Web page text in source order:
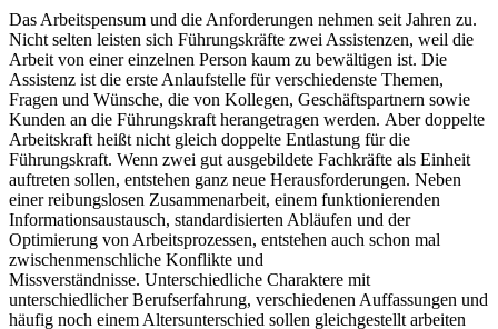
Das Arbeitspensum und die Anforderungen nehmen seit Jahren zu.
Nicht selten leisten sich Führungskräfte zwei Assistenzen, weil die
Arbeit von einer einzelnen Person kaum zu bewältigen ist. Die
Assistenz ist die erste Anlaufstelle für verschiedenste Themen,
Fragen und Wünsche, die von Kollegen, Geschäftspartnern sowie
Kunden an die Führungskraft herangetragen werden. Aber doppelte
Arbeitskraft heißt nicht gleich doppelte Entlastung für die
Führungskraft. Wenn zwei gut ausgebildete Fachkräfte als Einheit
auftreten sollen, entstehen ganz neue Herausforderungen. Neben
einer reibungslosen Zusammenarbeit, einem funktionierenden
Informationsaustausch, standardisierten Abläufen und der
Optimierung von Arbeitsprozessen, entstehen auch schon mal
zwischenmenschliche Konflikte und
Missverständnisse. Unterschiedliche Charaktere mit
unterschiedlicher Berufserfahrung, verschiedenen Auffassungen und
häufig noch einem Altersunterschied sollen gleichgestellt arbeiten